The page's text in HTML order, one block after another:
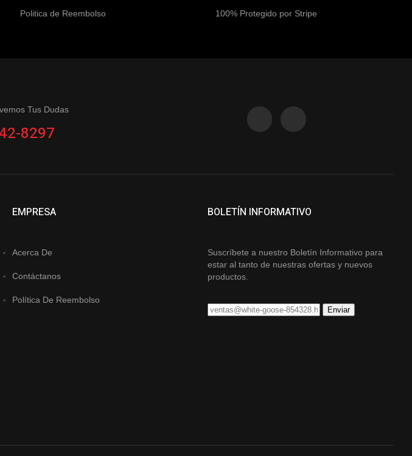
Politica de Reembolso 100% Protegido por Stripe
Tus Dudas
8297
EMPRESA
Acerca De
Contáctanos
Política De Reembolso
BOLETÍN INFORMATIVO
Suscríbete a nuestro Boletín Informativo para
estar al tanto de nuestras ofertas y nuevos
productos.